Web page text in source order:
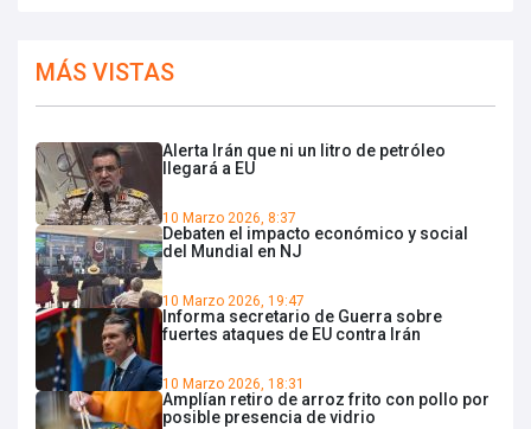
MÁS VISTAS
Alerta Irán que ni un litro de petróleo
llegará a EU
10 Marzo 2026, 8:37
Debaten el impacto económico y social
del Mundial en NJ
10 Marzo 2026, 19:47
Informa secretario de Guerra sobre
fuertes ataques de EU contra Irán
10 Marzo 2026, 18:31
Amplían retiro de arroz frito con pollo por
posible presencia de vidrio